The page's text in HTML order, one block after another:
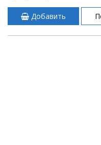
Добавить